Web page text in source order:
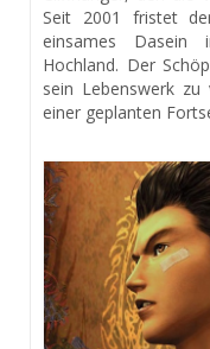
nach:
Seit 2001 fristet
einsames Dasein
Hochland. Der
sein Lebenswerk
einer geplanten